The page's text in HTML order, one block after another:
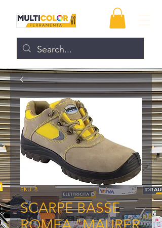
SKU: 8
SCARPE BASSE
ROMEA "MAURER